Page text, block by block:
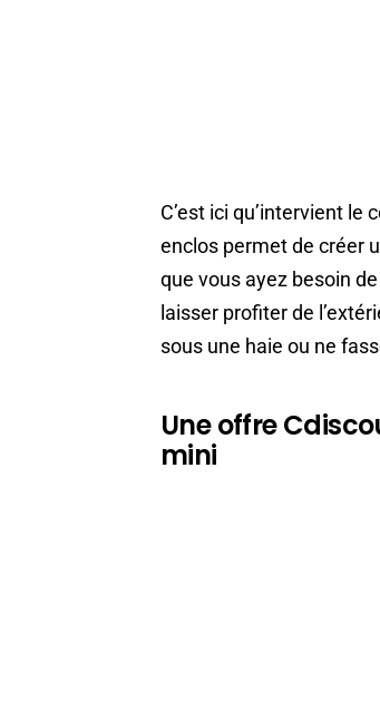
C’est ici qu’intervient le
enclos permet de créer
que vous ayez besoin
laisser profiter de
sous une haie ou ne
Une offre
mini